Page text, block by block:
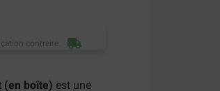
contraire.
(en boîte) est une